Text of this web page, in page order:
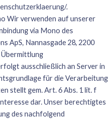
.
Wir verwenden auf unserer
via Mono des
ApS, Nannasgade 28, 2200
Übermittlung
ausschließlich an Server in
für die Verarbeitung
stellt gem. Art. 6 Abs. 1 lit. f
dar. Unser berechtigtes
des nachfolgend